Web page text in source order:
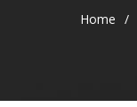
Home /